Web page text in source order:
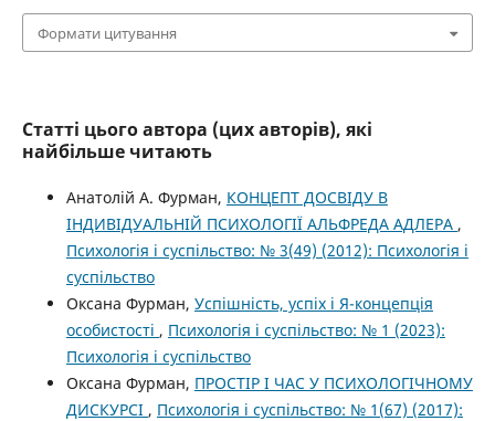
Формати цитування
Статті цього автора (цих авторів), які
найбільше читають
Анатолій А. Фурман, КОНЦЕПТ ДОСВІДУ В
ІНДИВІДУАЛЬНІЙ ПСИХОЛОГІЇ АЛЬФРЕДА АДЛЕРА ,
Психологія і суспільство: № 3(49) (2012): Психологія і
суспільство
Оксана Фурман, Успішність, успіх і Я-концепція
особистості , Психологія і суспільство: № 1 (2023):
Психологія і суспільство
Оксана Фурман, ПРОСТІР І ЧАС У ПСИХОЛОГІЧНОМУ
ДИСКУРСІ , Психологія і суспільство: № 1(67) (2017):